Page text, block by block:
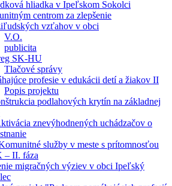
hliadka v Ipeľskom Sokolci
centrom za zlepšenie
vzťahov v obci
V.O.
publicita
SK-HU
Tlačové správy
profesie v edukácii detí a žiakov II
Popis projektu
podlahových krytín na základnej
znevýhodnených uchádzačov o
služby v meste s prítomnosťou
– II. fáza
migračných výziev v obci Ipeľský